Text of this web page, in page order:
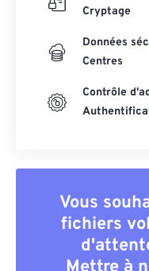
Cryptage
Données
Centres
Contrôle
Vous
fichiers